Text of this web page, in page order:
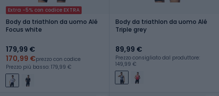
Extra -5% con codice EXTRA
Body da triathlon da uomo Alé
Focus white
179,99 €
170,99 €prezzo con codice
Prezzo più basso: 179,99 €
Body da triathlon da uomo Alé
Triple grey
89,99 €
Prezzo consigliato dal produttore:
149,99 €